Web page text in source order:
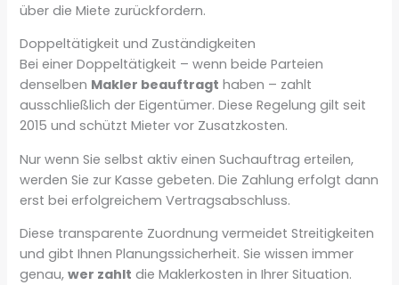
über die Miete zurückfordern.
Doppeltätigkeit und Zuständigkeiten
Bei einer Doppeltätigkeit – wenn beide Parteien
denselben Makler beauftragt haben – zahlt
ausschließlich der Eigentümer. Diese Regelung gilt seit
2015 und schützt Mieter vor Zusatzkosten.
Nur wenn Sie selbst aktiv einen Suchauftrag erteilen,
werden Sie zur Kasse gebeten. Die Zahlung erfolgt dann
erst bei erfolgreichem Vertragsabschluss.
Diese transparente Zuordnung vermeidet Streitigkeiten
und gibt Ihnen Planungssicherheit. Sie wissen immer
genau,wer zahlt die Maklerkosten in Ihrer Situation.